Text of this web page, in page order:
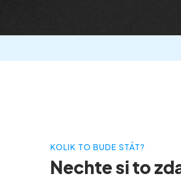
KOLIK TO BUDE STÁT?
Nechte si to